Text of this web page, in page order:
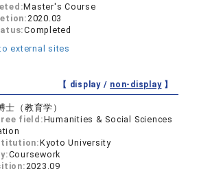
Master's Course
2020.03
Completed
external sites
【 display / non-display】
士（教育学）
field:Humanities & Social Sciences
Kyoto University
Coursework
2023.09